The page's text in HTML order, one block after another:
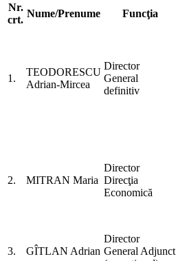
Nr.
crt.
Nume/Prenume Funcţia
1.
TEODORESCU
Adrian-Mircea
Director
General
definitiv
2. MITRAN Maria
Director
Direcţia
Economică
3. GÎTLAN Adrian
Director
General Adjunct